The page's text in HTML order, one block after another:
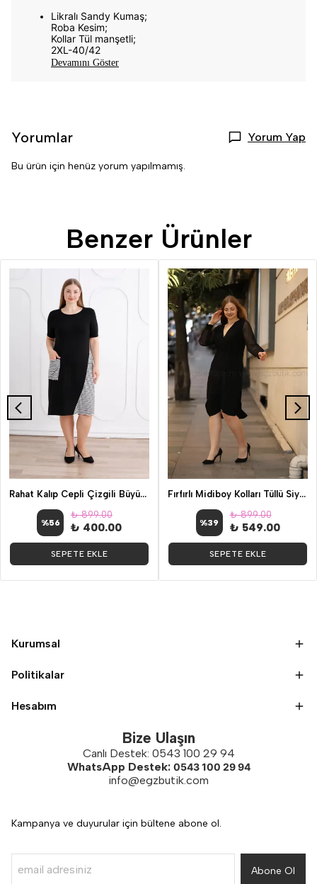
Likralı Sandy Kumaş;
Roba Kesim;
Kollar Tül manşetli;
2XL-40/42
Devamını Göster
Yorumlar Yorum Yap
Bu ürün için henüz yorum yapılmamış.
Benzer Ürünler
Rahat Kalıp Cepli Çizgili Büyük Beden Günlük Elbise
%56
₺ 899.00
₺ 400.00
SEPETE EKLE
Fırfırlı Midiboy Kolları Tüllü Siyah Elbise
%39
₺ 899.00
₺ 549.00
SEPETE EKLE
Kurumsal
Politikalar
Hesabım
Bize Ulaşın
Canlı Destek: 0543 100 29 94
WhatsApp Destek: 0543 100 29 94
info@egzbutik.com
Kampanya ve duyurular için bültene abone ol.
Abone Ol